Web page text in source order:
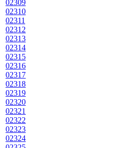
02309
02310
02311
02312
02313
02314
02315
02316
02317
02318
02319
02320
02321
02322
02323
02324